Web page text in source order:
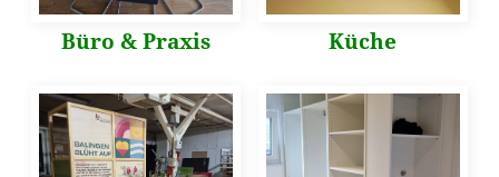
Büro & Praxis Küche